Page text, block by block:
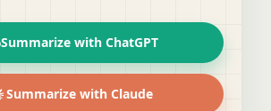
Summarize with ChatGPT
Summarize with Claude